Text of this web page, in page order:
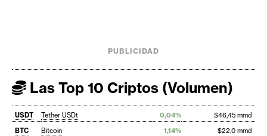
PUBLICIDAD
Las Top 10 Criptos (Volumen)
USDT Tether USDt 0,04%
$46,45 mmd
BTC
Bitcoin 1,14% $22,0 mmd